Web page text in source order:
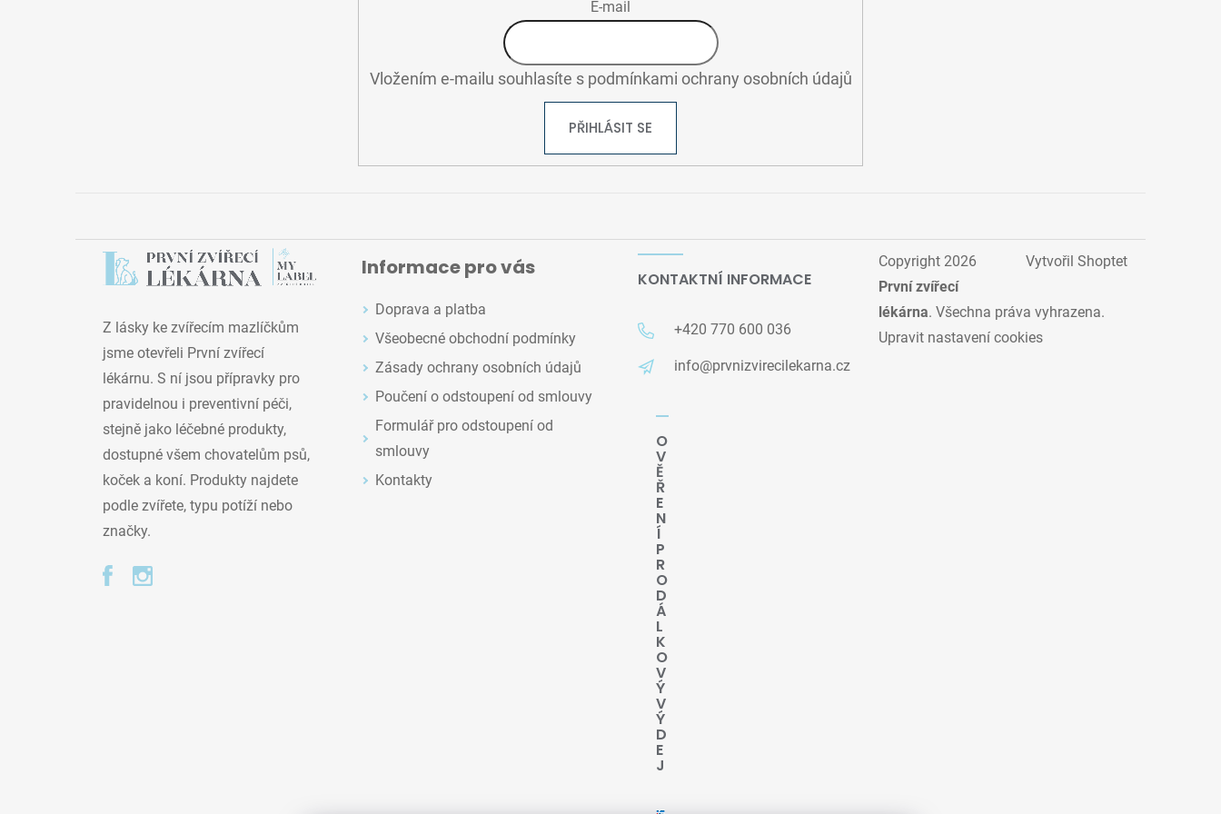
E-mail
Vložením e-mailu souhlasíte s podmínkami ochrany osobních údajů
PŘIHLÁSIT SE
Z lásky ke zvířecím mazlíčkům
jsme otevřeli První zvířecí
lékárnu. S ní jsou přípravky pro
pravidelnou i preventivní péči,
stejně jako léčebné produkty,
dostupné všem chovatelům psů,
koček a koní. Produkty najdete
podle zvířete, typu potíží nebo
značky.
Informace pro vás
Doprava a platba
Všeobecné obchodní podmínky
Zásady ochrany osobních údajů
Poučení o odstoupení od smlouvy
Formulář pro odstoupení od
smlouvy
Kontakty
KONTAKTNÍ INFORMACE
+420 770 600 036
info@prvnizvirecilekarna.cz
O
V
Ě
Ř
E
N
Í
P
R
O
D
Á
L
K
O
V
Ý
V
Ý
D
E
J
Vytvořil Shoptet
Copyright 2026
První zvířecí
lékárna. Všechna práva vyhrazena.
Upravit nastavení cookies